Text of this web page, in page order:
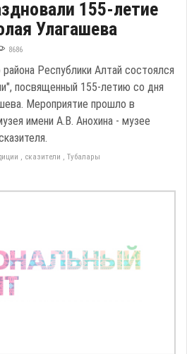
155-летие
Улагашева
8686
Республики Алтай состоялся
посвященный 155-летию со дня
Мероприятие прошло в
имени А.В. Анохина - музее
, сказители , Тубалары